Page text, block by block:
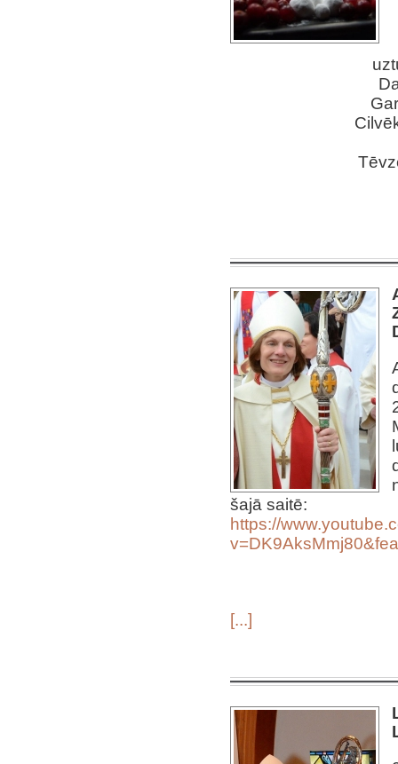
šajā saitē:
https://
[...]